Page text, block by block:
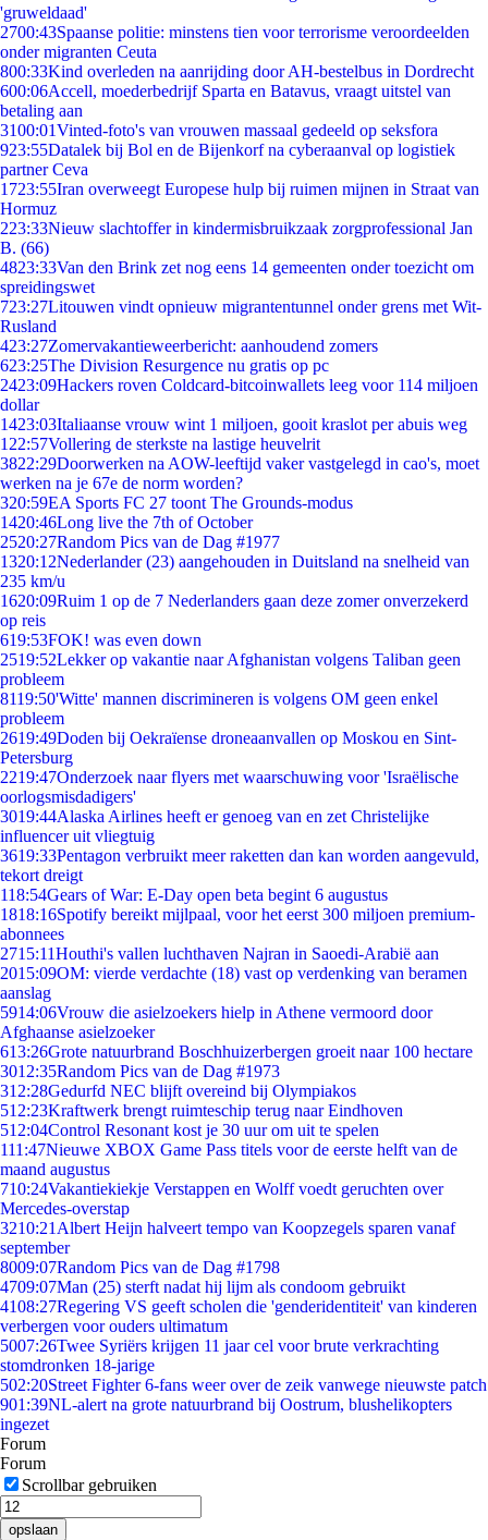
'gruweldaad'
2700:43Spaanse politie: minstens tien voor terrorisme veroordeelden
onder migranten Ceuta
800:33Kind overleden na aanrijding door AH-bestelbus in Dordrecht
600:06Accell, moederbedrijf Sparta en Batavus, vraagt uitstel van
betaling aan
3100:01Vinted-foto's van vrouwen massaal gedeeld op seksfora
923:55Datalek bij Bol en de Bijenkorf na cyberaanval op logistiek
partner Ceva
1723:55Iran overweegt Europese hulp bij ruimen mijnen in Straat van
Hormuz
223:33Nieuw slachtoffer in kindermisbruikzaak zorgprofessional Jan
B. (66)
4823:33Van den Brink zet nog eens 14 gemeenten onder toezicht om
spreidingswet
723:27Litouwen vindt opnieuw migrantentunnel onder grens met Wit-
Rusland
423:27Zomervakantieweerbericht: aanhoudend zomers
623:25The Division Resurgence nu gratis op pc
2423:09Hackers roven Coldcard-bitcoinwallets leeg voor 114 miljoen
dollar
1423:03Italiaanse vrouw wint 1 miljoen, gooit kraslot per abuis weg
1 22:57Vollering de sterkste na lastige heuvelrit
3822:29Doorwerken na AOW-leeftijd vaker vastgelegd in cao's, moet
werken na je 67e de norm worden?
320:59EA Sports FC 27 toont The Grounds-modus
1420:46Long live the 7th of October
2520:27Random Pics van de Dag #1977
1320:12Nederlander (23) aangehouden in Duitsland na snelheid van
235 km/u
1620:09Ruim 1 op de 7 Nederlanders gaan deze zomer onverzekerd
op reis
619:53FOK! was even down
2519:52Lekker op vakantie naar Afghanistan volgens Taliban geen
probleem
8119:50'Witte' mannen discrimineren is volgens OM geen enkel
probleem
2619:49Doden bij Oekraïense droneaanvallen op Moskou en Sint-
Petersburg
2219:47Onderzoek naar flyers met waarschuwing voor 'Israëlische
oorlogsmisdadigers'
3019:44Alaska Airlines heeft er genoeg van en zet Christelijke
influencer uit vliegtuig
3619:33Pentagon verbruikt meer raketten dan kan worden aangevuld,
tekort dreigt
118:54Gears of War: E-Day open beta begint 6 augustus
1818:16Spotify bereikt mijlpaal, voor het eerst 300 miljoen premium-
abonnees
2715:11Houthi's vallen luchthaven Najran in Saoedi-Arabië aan
2015:09OM: vierde verdachte (18) vast op verdenking van beramen
aanslag
5914:06Vrouw die asielzoekers hielp in Athene vermoord door
Afghaanse asielzoeker
613:26Grote natuurbrand Boschhuizerbergen groeit naar 100 hectare
3012:35Random Pics van de Dag #1973
312:28Gedurfd NEC blijft overeind bij Olympiakos
512:23Kraftwerk brengt ruimteschip terug naar Eindhoven
512:04Control Resonant kost je 30 uur om uit te spelen
111:47Nieuwe XBOX Game Pass titels voor de eerste helft van de
maand augustus
710:24Vakantiekiekje Verstappen en Wolff voedt geruchten over
Mercedes-overstap
3210:21 Albert Heijn halveert tempo van Koopzegels sparen vanaf
september
8009:07Random Pics van de Dag #1798
4709:07Man (25) sterft nadat hij lijm als condoom gebruikt
4108:27Regering VS geeft scholen die 'genderidentiteit' van kinderen
verbergen voor ouders ultimatum
5007:26Twee Syriërs krijgen 11 jaar cel voor brute verkrachting
stomdronken 18-jarige
502:20Street Fighter 6-fans weer over de zeik vanwege nieuwste patch
901:39NL-alert na grote natuurbrand bij Oostrum, blushelikopters
ingezet
Forum
Forum
Scrollbar gebruiken
opslaan